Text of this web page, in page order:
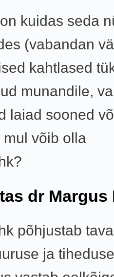
kuidas seda
(vabandan
kahtlased
munandile,
laiad sooned
mul võib olla
dr Margus
põhjustab
ja